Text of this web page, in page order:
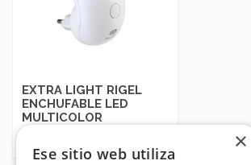
EXTRA LIGHT RIGEL
ENCHUFABLE LED
MULTICOLOR
×
Ese sitio web utiliza